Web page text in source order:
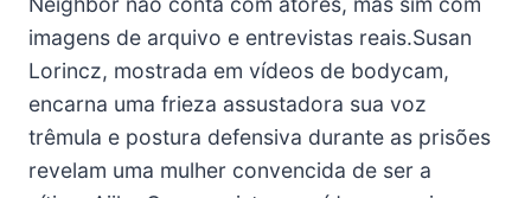
imagens de arquivo e entrevistas reais.Susan
Lorincz, mostrada em vídeos de bodycam,
encarna uma frieza assustadora sua voz
trêmula e postura defensiva durante as prisões
revelam uma mulher convencida de ser a